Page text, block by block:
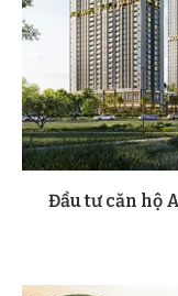
Đầu tư căn hộ